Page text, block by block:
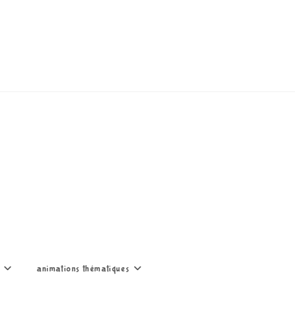
animations thématiques